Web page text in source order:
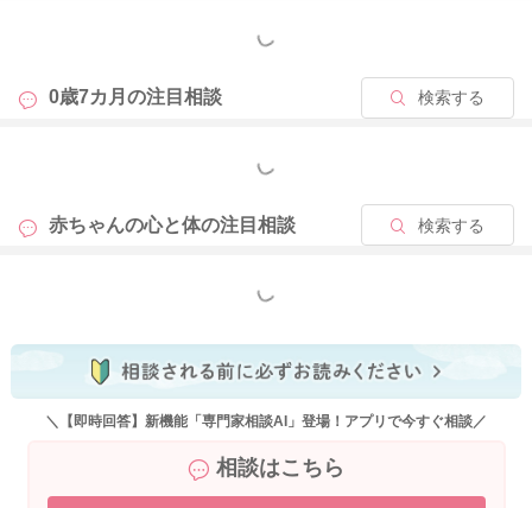
もっと見る
0歳7カ月の注目相談 検索する
もっと見る
赤ちゃんの心と体の注目相談 検索する
もっと見る
＼【即時回答】新機能「専門家相談AI」登場！アプリで今すぐ相談／
相談はこちら